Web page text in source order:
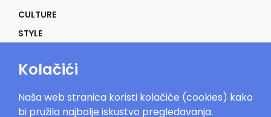
CULTURE
STYLE
POWER
IN THE MOOD
Kolačići
Naša web stranica koristi kolačiće (cookies) kako
bi pružila najbolje iskustvo pregledavanja.